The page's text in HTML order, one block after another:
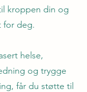
kroppen din og
for deg.
helse,
og trygge
får du støtte til